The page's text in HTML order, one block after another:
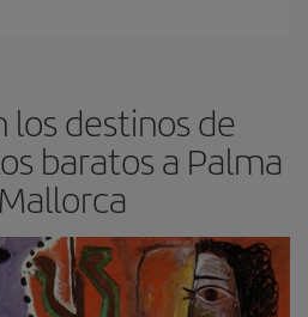
los destinos de
baratos a Palma